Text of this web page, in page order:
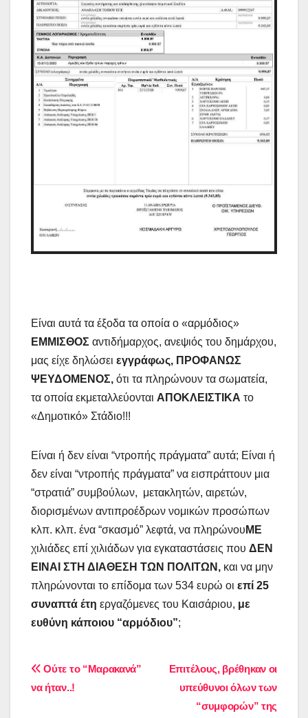
Είναι αυτά τα έξοδα τα οποία ο «αρμόδιος»
ΕΜΜΙΣΘΟΣ αντιδήμαρχος, ανεψιός του δημάρχου,
μας είχε δηλώσει εγγράφως, ΠΡΟΦΑΝΩΣ
ΨΕΥΔΟΜΕΝΟΣ, ότι τα πληρώνουν τα σωματεία,
τα οποία εκμεταλλεύονται ΑΠΟΚΛΕΙΣΤΙΚΑ το
«Δημοτικό» Στάδιο!!!
Είναι ή δεν είναι “ντροπής πράγματα” αυτά; Είναι ή
δεν είναι “ντροπής πράγματα” να εισπράττουν μια
“στρατιά” συμβούλων, μετακλητών, αιρετών,
διορισμένων αντιπροέδρων νομικών προσώπων
κλπ. κλπ. ένα “σκασμό” λεφτά, να πληρώνου ΜΕ
χιλιάδες επί χιλιάδων για εγκαταστάσεις που ΔΕΝ
ΕΙΝΑΙ ΣΤΗ ΔΙΑΘΕΣΗ ΤΩΝ ΠΟΛΙΤΩΝ, και να μην
πληρώνονται το επίδομα των 534 ευρώ οι επί 25
συναπτά έτη εργαζόμενες του Καισάριου, με
ευθύνη κάποιου “αρμόδιου”;
Πλοήγηση
άρθρων
Επιτέλους, βρέθηκαν οι
υπεύθυνοι όλων των
“συμφορών” της
Ούτε το “Μαρακανά”
να ήταν..!